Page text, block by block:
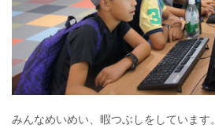
みんなめいめい、暇つぶしをしています。